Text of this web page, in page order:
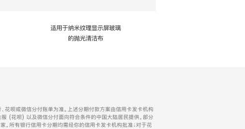
适用于纳米纹理显示屏玻璃
的抛光清洁布
花呗或微信分付账单为准。上述分期付款方案由信用卡发卡机构
(花呗) 以及微信分付面向符合条件的中国大陆居民提供。部分
所有银行信用卡分期均需经你的信用卡发卡机构批准；对于花